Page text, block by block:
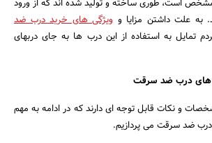
است، طوری ساخته و تولید شده اند که از ورود
به علت داشتن مزایا وویژگی های خرید درب ضد
تمایل به استفاده از این درب ها به جای دربهای
های درب ضد سرقت
و نکات قابل توجه ای دارند که در ادامه به مهم
درب ضد سرقت می پردازیم.